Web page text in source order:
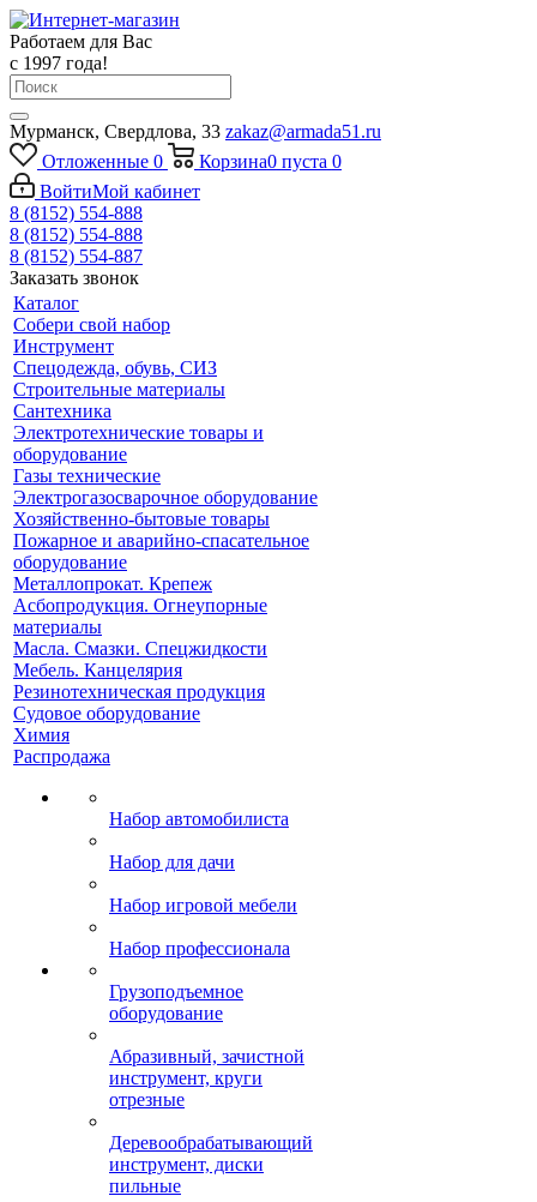
Работаем для Вас
с 1997 года!
Мурманск, Свердлова, 33 zakaz@armada51.ru
Отложенные 0 Корзина0 пуста 0
ВойтиМой кабинет
8 (8152) 554-888
8 (8152) 554-888
8 (8152) 554-887
Заказать звонок
Каталог
Собери свой набор
Инструмент
Спецодежда, обувь, СИЗ
Строительные материалы
Сантехника
Электротехнические товары и
оборудование
Газы технические
Электрогазосварочное оборудование
Хозяйственно-бытовые товары
Пожарное и аварийно-спасательное
оборудование
Металлопрокат. Крепеж
Асбопродукция. Огнеупорные
материалы
Масла. Смазки. Спецжидкости
Мебель. Канцелярия
Резинотехническая продукция
Судовое оборудование
Химия
Распродажа
Набор автомобилиста
Набор для дачи
Набор игровой мебели
Набор профессионала
Грузоподъемное
оборудование
Абразивный, зачистной
инструмент, круги
отрезные
Деревообрабатывающий
инструмент, диски
пильные